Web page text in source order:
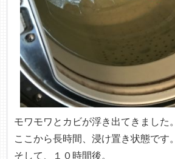
モワモワとカビが浮き出てきました。
ここから長時間、浸け置き状態です。
そして、１０時間後。